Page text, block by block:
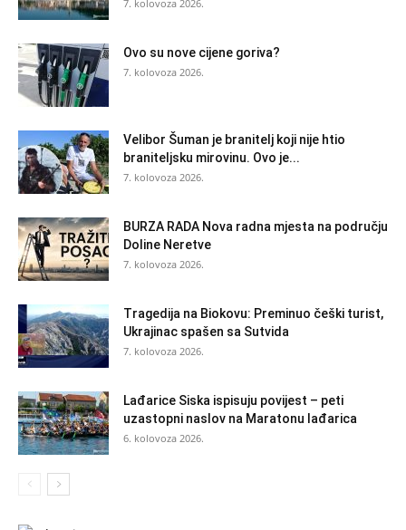
7. kolovoza 2026.
Ovo su nove cijene goriva?
7. kolovoza 2026.
Velibor Šuman je branitelj koji nije htio
braniteljsku mirovinu. Ovo je...
7. kolovoza 2026.
BURZA RADA Nova radna mjesta na području
Doline Neretve
7. kolovoza 2026.
Tragedija na Biokovu: Preminuo češki turist,
Ukrajinac spašen sa Sutvida
7. kolovoza 2026.
Lađarice Siska ispisuju povijest – peti
uzastopni naslov na Maratonu lađarica
6. kolovoza 2026.